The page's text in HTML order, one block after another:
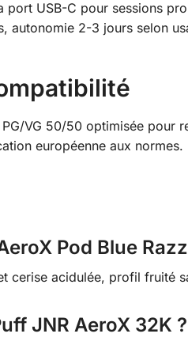
port USB-C pour sessions
autonomie 2-3 jours selon
VG 50/50 optimisée pour
européenne aux
Pod Blue
cerise acidulée, profil fruité
JNR AeroX 32K ?